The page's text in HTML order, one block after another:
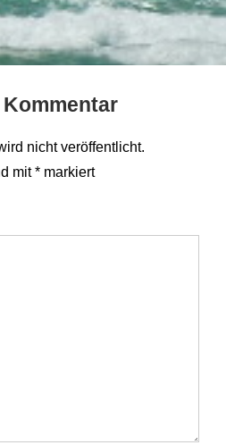
nicht veröffentlicht.
mit* markiert